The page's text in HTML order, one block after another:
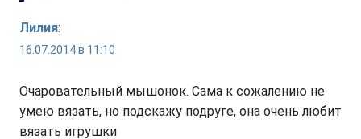
Лилия:
16.07.2014 в 11:10
Очаровательный мышонок. Сама к сожалению не
умею вязать, но подскажу подруге, она очень любит
вязать игрушки